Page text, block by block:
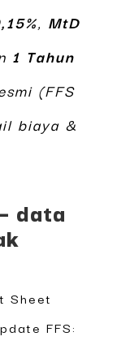
, MtD
1 Tahun
(FFS
biaya &
data
Sheet
FFS: